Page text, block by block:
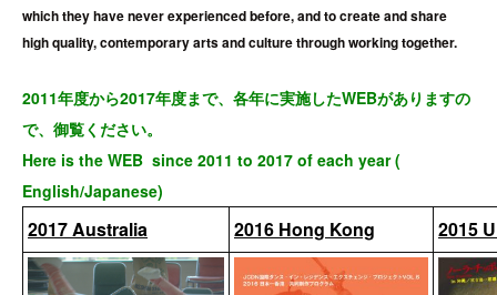
which they have never experienced before, and to create and share
high quality, contemporary arts and culture through working together.
2011年度から2017年度まで、各年に実施したWEBがありますの
で、御覧ください。
Here is the WEB since 2011 to 2017 of each year (
English/Japanese)
2017 Australia 2016 Hong Kong 2015